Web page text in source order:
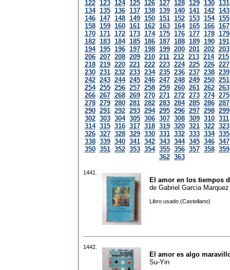
122 123 124 125 126 127 128 129 130 131
134 135 136 137 138 139 140 141 142 143
146 147 148 149 150 151 152 153 154 155
158 159 160 161 162 163 164 165 166 167
170 171 172 173 174 175 176 177 178 179
182 183 184 185 186 187 188 189 190 191
194 195 196 197 198 199 200 201 202 203
206 207 208 209 210 211 212 213 214 215
218 219 220 221 222 223 224 225 226 227
230 231 232 233 234 235 236 237 238 239
242 243 244 245 246 247 248 249 250 251
254 255 256 257 258 259 260 261 262 263
266 267 268 269 270 271 272 273 274 275
278 279 280 281 282 283 284 285 286 287
290 291 292 293 294 295 296 297 298 299
302 303 304 305 306 307 308 309 310 311
314 315 316 317 318 319 320 321 322 323
326 327 328 329 330 331 332 333 334 335
338 339 340 341 342 343 344 345 346 347
350 351 352 353 354 355 356 357 358 359
362 363
1441.
El amor en los tiempos
de Gabriel Garcia Marquez
Libro usado (Castellano)
1442.
El amor es algo
Su-Yin